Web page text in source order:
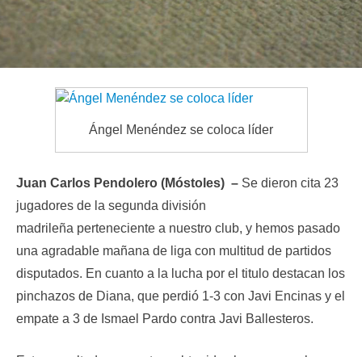
Ángel Menéndez se coloca líder
Juan Carlos Pendolero (Móstoles) – Se dieron cita 23
jugadores de la segunda división
madrileña perteneciente a nuestro club, y hemos pasado
una agradable mañana de liga con multitud de partidos
disputados. En cuanto a la lucha por el titulo destacan los
pinchazos de Diana, que perdió 1-3 con Javi Encinas y el
empate a 3 de Ismael Pardo contra Javi Ballesteros.